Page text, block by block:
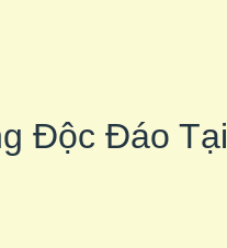
Độc Đáo